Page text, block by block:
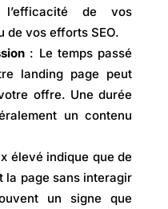
de vos
de vos efforts SEO.
: Le temps passé
landing page peut
offre. Une durée
un contenu
élevé indique que de
la page sans interagir
un signe que